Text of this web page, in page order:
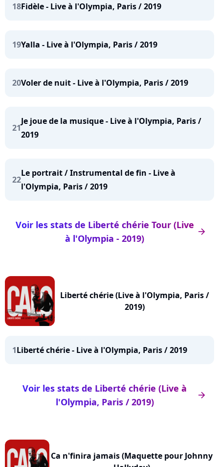
18Fidèle - Live à l'Olympia, Paris / 2019
19Yalla - Live à l'Olympia, Paris / 2019
20Voler de nuit - Live à l'Olympia, Paris / 2019
21
Je joue de la musique - Live à l'Olympia, Paris /
2019
22
Le portrait / Instrumental de fin - Live à
l'Olympia, Paris / 2019
arrow_right
Voir les stats de Liberté chérie Tour (Live
à l'Olympia - 2019)
Liberté chérie (Live à l'Olympia, Paris /
2019)
1Liberté chérie - Live à l'Olympia, Paris / 2019
arrow_right
Voir les stats de Liberté chérie (Live à
l'Olympia, Paris / 2019)
Ca n'finira jamais (Maquette pour Johnny